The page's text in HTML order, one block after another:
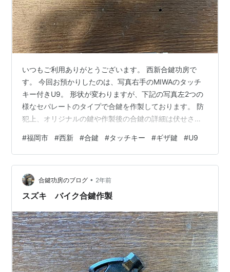
いつもご利用ありがとうございます。 西新合鍵功房で
す。 今回お預かりしたのは、写真右手のMIWAのタッチ
キー付きU9。 形状が変わりますが、下記の写真左2つの
様なセパレートのタイプで合鍵を作製しております。 防
犯上、オリジナルの鍵や作製後の合鍵の詳細は伏せさせ
いました。 西新合鍵功房 福岡市早良区西新4-9-3 営業時
間:10時〜20時 電話番号:09071576969 instagramはこ
ちら 公式LINEからのご相談も承っております。 下記のリ
ンクからご登録いただけますので是非ご活用下さい。
#福岡市 #西新 #合鍵 #タッチキー #ギザ鍵 #U9
合鍵功房のブログ • 2年前
スズキ バイク合鍵作製